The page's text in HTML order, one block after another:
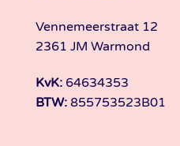
Vennemeerstraat 12
2361 JM Warmond
KvK: 64634353
BTW: 855753523B01